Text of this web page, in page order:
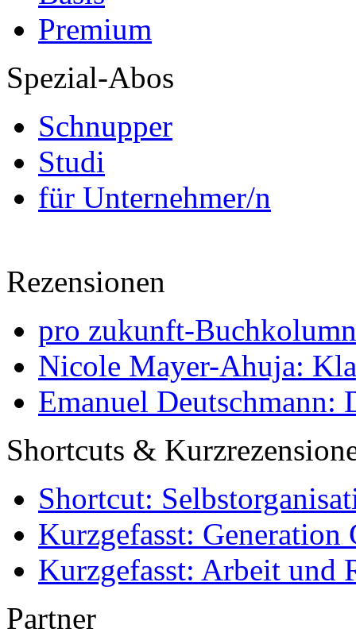
Premium
Spezial-Abos
Schnupper
Studi
für Unternehmer/n
Rezensionen
pro zukunft-
Nicole Mayer-Ahuja:
Emanuel Deutschmann:
Shortcuts &
Shortcut:
Kurzgefasst: Generation
Kurzgefasst: Arbeit und
Partner